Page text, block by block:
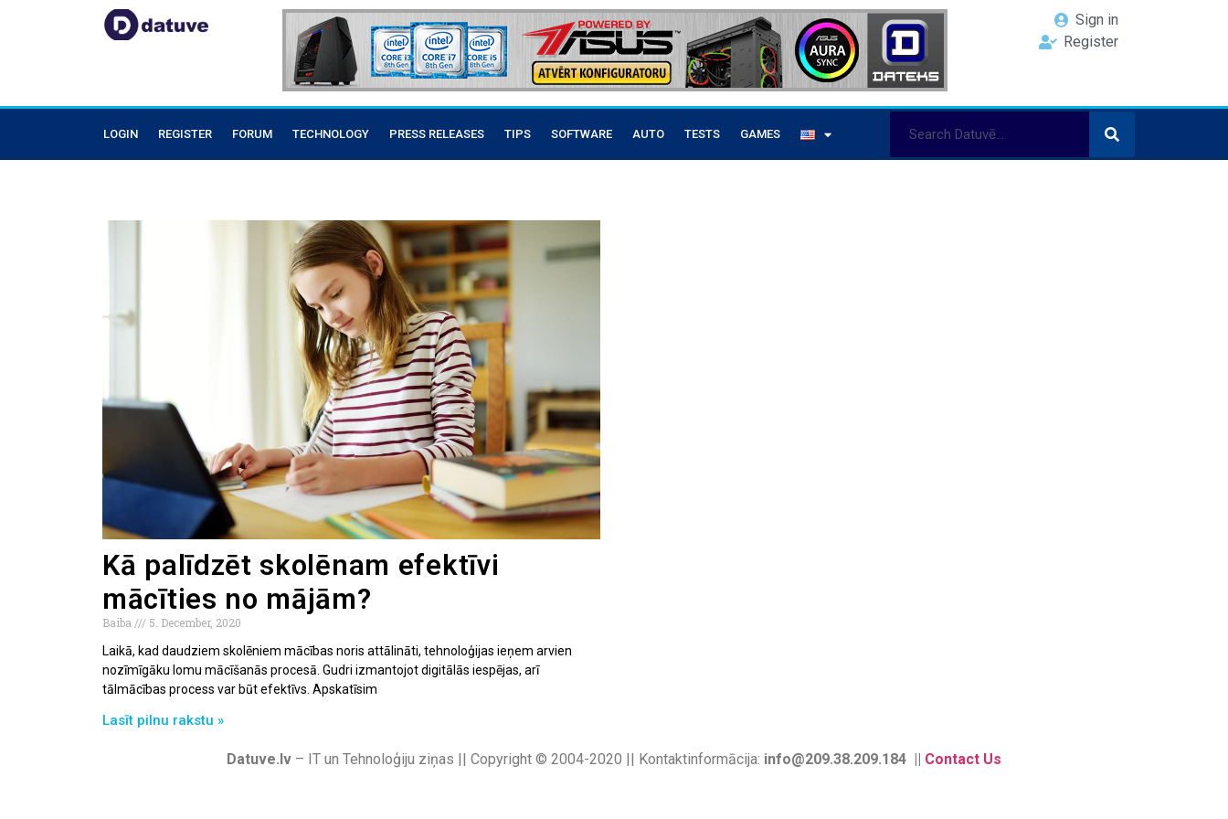
Sign in
Register
LOGIN REGISTER FORUM TECHNOLOGY PRESS RELEASES TIPS SOFTWARE AUTO TESTS GAMES
Kā palīdzēt skolēnam efektīvi
mācīties no mājām?
Baiba
5. December, 2020
Laikā, kad daudziem skolēniem mācības noris attālināti, tehnoloģijas ieņem arvien
nozīmīgāku lomu mācīšanās procesā. Gudri izmantojot digitālās iespējas, arī
tālmācības process var būt efektīvs. Apskatīsim
Lasīt pilnu rakstu »
Datuve.lv – IT un Tehnoloģiju ziņas || Copyright © 2004-2020 || Kontaktinformācija: info@209.38.209.184 || Contact Us